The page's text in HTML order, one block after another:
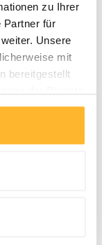
zu Ihrer
Partner für
Unsere
mit
bereitgestellt